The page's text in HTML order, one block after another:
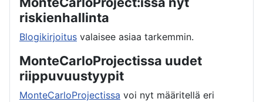
riskienhallinta
Blogikirjoitus valaisee asiaa tarkemmin.
MonteCarloProjectissa uudet
riippuvuustyypit
MonteCarloProjectissa voi nyt määritellä eri